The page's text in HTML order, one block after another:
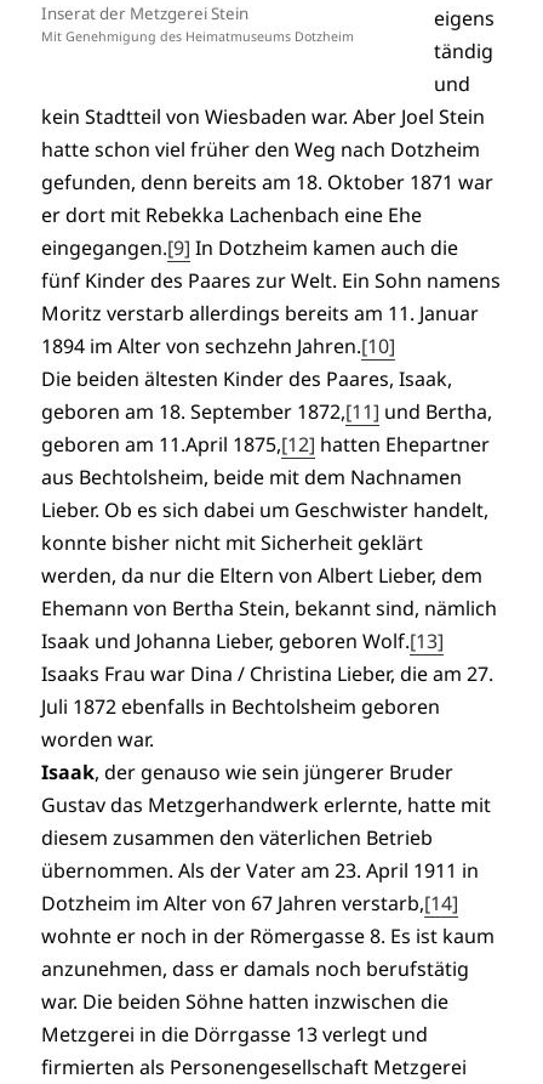
Inserat der Metzgerei Stein
Mit Genehmigung des Heimatmuseums Dotzheim
eigens
tändig
und
kein Stadtteil von Wiesbaden war. Aber Joel Stein
hatte schon viel früher den Weg nach Dotzheim
gefunden, denn bereits am 18. Oktober 1871 war
er dort mit Rebekka Lachenbach eine Ehe
eingegangen.[9] In Dotzheim kamen auch die
fünf Kinder des Paares zur Welt. Ein Sohn namens
Moritz verstarb allerdings bereits am 11. Januar
1894 im Alter von sechzehn Jahren.[10]
Die beiden ältesten Kinder des Paares, Isaak,
geboren am 18. September 1872,[11] und Bertha,
geboren am 11.April 1875,[12] hatten Ehepartner
aus Bechtolsheim, beide mit dem Nachnamen
Lieber. Ob es sich dabei um Geschwister handelt,
konnte bisher nicht mit Sicherheit geklärt
werden, da nur die Eltern von Albert Lieber, dem
Ehemann von Bertha Stein, bekannt sind, nämlich
Isaak und Johanna Lieber, geboren Wolf.[13]
Isaaks Frau war Dina / Christina Lieber, die am 27.
Juli 1872 ebenfalls in Bechtolsheim geboren
worden war.
Isaak, der genauso wie sein jüngerer Bruder
Gustav das Metzgerhandwerk erlernte, hatte mit
diesem zusammen den väterlichen Betrieb
übernommen. Als der Vater am 23. April 1911 in
Dotzheim im Alter von 67 Jahren verstarb,[14]
wohnte er noch in der Römergasse 8. Es ist kaum
anzunehmen, dass er damals noch berufstätig
war. Die beiden Söhne hatten inzwischen die
Metzgerei in die Dörrgasse 13 verlegt und
firmierten als Personengesellschaft Metzgerei